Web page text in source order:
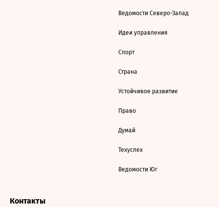
Ведомости Северо-Запад
Идеи управления
Спорт
Страна
Устойчивое развитие
Право
Думай
Техуспех
Ведомости Юг
Контакты